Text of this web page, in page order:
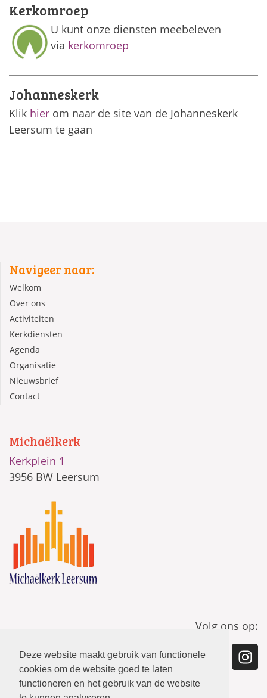
Deze website maakt gebruik van functionele
cookies om de website goed te laten
functioneren en het gebruik van de website
Kerkomroep
U kunt onze diensten meebeleven
via kerkomroep
Johanneskerk
Klik hier om naar de site van de Johanneskerk
Leersum te gaan
Navigeer naar:
Welkom
Over ons
Activiteiten
Kerkdiensten
Agenda
Organisatie
Nieuwsbrief
Contact
Michaëlkerk
Kerkplein 1
3956 BW Leersum
Volg ons op: